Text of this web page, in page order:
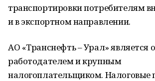
транспортировки потребителям
и в экспортном направлении.
АО «Транснефть – Урал» является
работодателем и крупным
налогоплательщиком. Налоговые